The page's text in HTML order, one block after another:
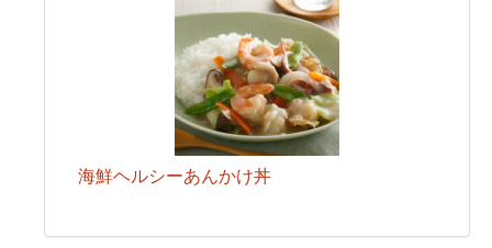
海鮮ヘルシーあんかけ丼